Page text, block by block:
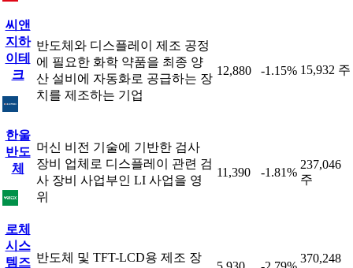
씨앤
지하
이테
크
반도체와 디스플레이 제조 공정
에 필요한 화학 약품을 최종 양
산 설비에 자동화로 공급하는 장
치를 제조하는 기업
12,880 -1.15% 15,932 주
한울
반도
체
머신 비전 기술에 기반한 검사
장비 업체로 디스플레이 관련 검
사 장비 사업부인 LI 사업을 영
위
11,390 -1.81%
237,046
주
로체
시스
템즈 반도체 및 TFT-LCD용 제조 장
370,248